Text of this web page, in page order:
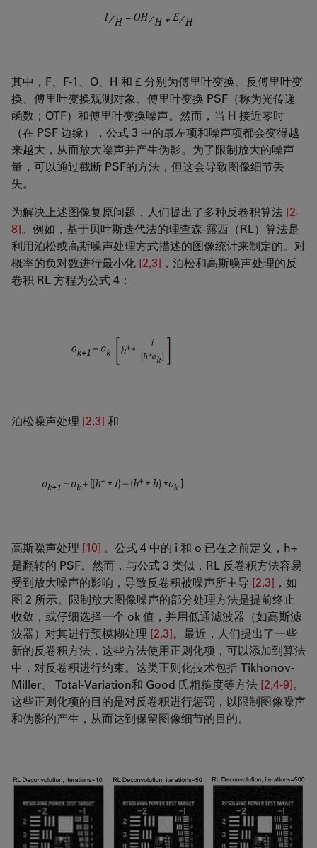
其中，F、F-1、O、H 和 £ 分别为傅里叶变换、反傅里叶变
换、傅里叶变换观测对象、傅里叶变换 PSF（称为光传递
函数；OTF）和傅里叶变换噪声。然而，当 H 接近零时
（在 PSF 边缘），公式 3 中的最左项和噪声项都会变得越
来越大，从而放大噪声并产生伪影。为了限制放大的噪声
量，可以通过截断 PSF的方法，但这会导致图像细节丢
失。
为解决上述图像复原问题，人们提出了多种反卷积算法 [2-
8]。例如，基于贝叶斯迭代法的理查森-露西（RL）算法是
利用泊松或高斯噪声处理方式描述的图像统计来制定的。对
概率的负对数进行最小化 [2,3] ，泊松和高斯噪声处理的反
卷积 RL 方程为公式 4：
泊松噪声处理 [2,3] 和
高斯噪声处理 [10] 。公式 4 中的 i 和 o 已在之前定义，h+
是翻转的 PSF。然而，与公式 3 类似，RL 反卷积方法容易
受到放大噪声的影响，导致反卷积被噪声所主导 [2,3] ，如
图 2 所示。限制放大图像噪声的部分处理方法是提前终止
收敛，或仔细选择一个 ok 值，并用低通滤波器（如高斯滤
波器）对其进行预模糊处理 [2,3]。最近，人们提出了一些
新的反卷积方法，这些方法使用正则化项，可以添加到算法
中，对反卷积进行约束。这类正则化技术包括 Tikhonov-
Miller、 Total-Variation和 Good 氏粗糙度等方法 [2,4-9]。
这些正则化项的目的是对反卷积进行惩罚，以限制图像噪声
和伪影的产生，从而达到保留图像细节的目的。